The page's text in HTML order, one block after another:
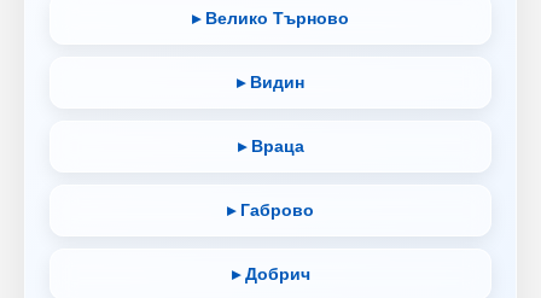
▸ Велико Търново
▸ Видин
▸ Враца
▸ Габрово
▸ Добрич